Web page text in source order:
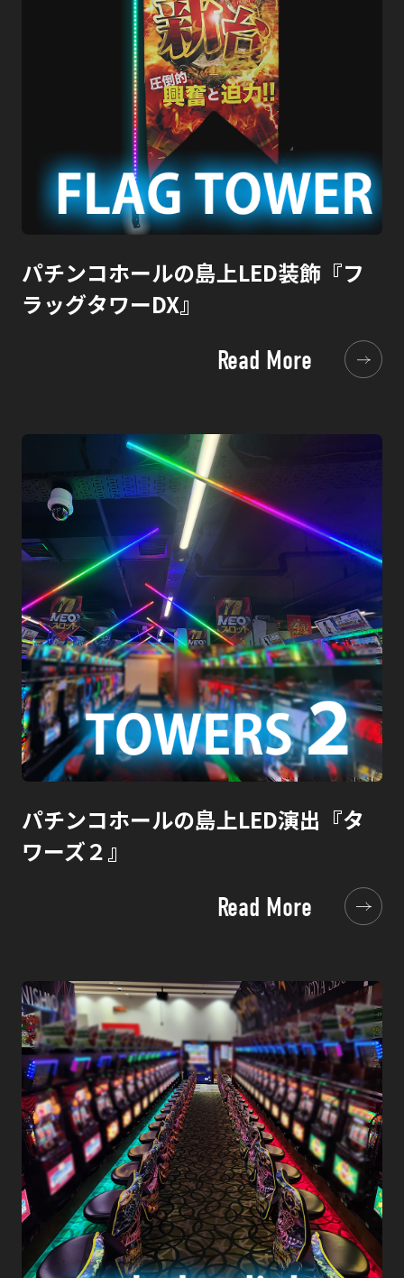
パチンコホールの島上LED装飾『フ
ラッグタワーDX』
Read More
パチンコホールの島上LED演出『タ
ワーズ２』
Read More